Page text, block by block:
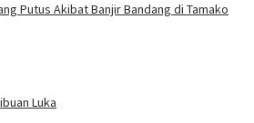
Putus Akibat Banjir Bandang di Tamako
Luka